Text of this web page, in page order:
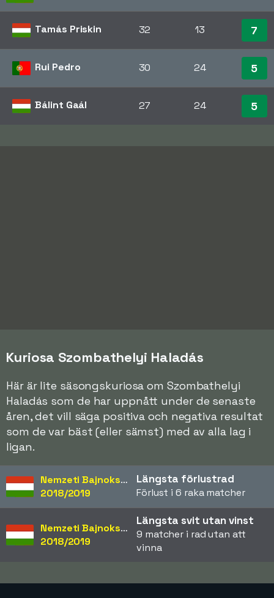
Tamás Priskin 32 13 7
Rui Pedro 30 24 5
Bálint Gaál 27 24 5
Kuriosa Szombathelyi Haladás
Här är lite säsongskuriosa om Szombathelyi
Haladás som de har uppnått under de senaste
åren, det vill säga positiva och negativa resultat
som de var bäst (eller sämst) med av alla lag i
ligan.
Nemzeti Bajnokság
2018/2019
Längsta förlustrad
Förlust i 6 raka matcher
Nemzeti Bajnokság
2018/2019
Längsta svit utan vinst
9 matcher i rad utan att
vinna